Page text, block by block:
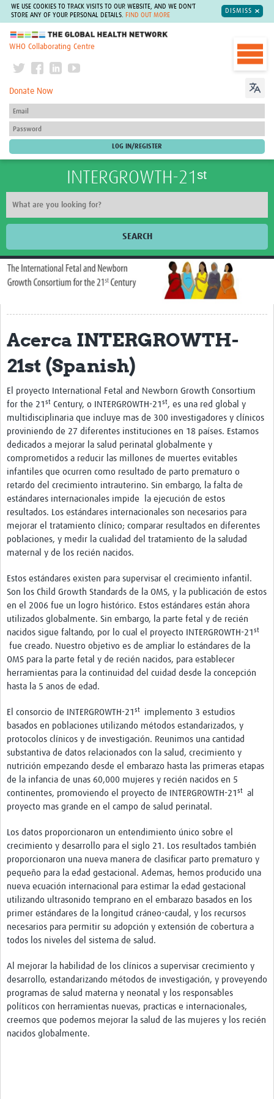
WE USE COOKIES TO TRACK VISITS TO OUR WEBSITE, AND WE DON'T
STORE ANY OF YOUR PERSONAL DETAILS.
FIND OUT MORE
DISMISS
The Global Health Network
WHO Collaborating Centre
Donate Now
INTERGROWTH-21ˢᵗ
SEARCH
Home
Community
Groups
Members
Acerca INTERGROWTH-
21st (Spanish)
El proyecto International Fetal and Newborn Growth Consortium
for the 21 st Century, o INTERGROWTH-21 st, es una red global y
multidisciplinaria que incluye mas de 300 investigadores y clínicos
proviniendo de 27 diferentes instituciones en 18 países. Estamos
dedicados a mejorar la salud perinatal globalmente y
comprometidos a reducir las millones de muertes evitables
infantiles que ocurren como resultado de parto prematuro o
retardo del crecimiento intrauterino. Sin embargo, la falta de
estándares internacionales impide la ejecución de estos
resultados. Los estándares internacionales son necesarios para
mejorar el tratamiento clínico; comparar resultados en diferentes
poblaciones, y medir la cualidad del tratamiento de la saludad
maternal y de los recién nacidos.
Estos estándares existen para supervisar el crecimiento infantil.
Son los Child Growth Standards de la OMS, y la publicación de estos
en el 2006 fue un logro histórico. Estos estándares están ahora
utilizados globalmente. Sin embargo, la parte fetal y de recién
nacidos sigue faltando, por lo cual el proyecto INTERGROWTH-21 st
fue creado. Nuestro objetivo es de ampliar lo estándares de la
OMS para la parte fetal y de recién nacidos, para establecer
herramientas para la continuidad del cuidad desde la concepción
hasta la 5 anos de edad.
El consorcio de INTERGROWTH-21 st
implemento 3 estudios
basados en poblaciones utilizando métodos estandarizados, y
protocolos clínicos y de investigación. Reunimos una cantidad
substantiva de datos relacionados con la salud, crecimiento y
nutrición empezando desde el embarazo hasta las primeras etapas
de la infancia de unas 60,000 mujeres y recién nacidos en 5
continentes, promoviendo el proyecto de INTERGROWTH-21 st
al
proyecto mas grande en el campo de salud perinatal.
Los datos proporcionaron un entendimiento único sobre el
crecimiento y desarrollo para el siglo 21. Los resultados también
proporcionaron una nueva manera de clasificar parto prematuro y
pequeño para la edad gestacional. Ademas, hemos producido una
nueva ecuación internacional para estimar la edad gestacional
utilizando ultrasonido temprano en el embarazo basados en los
primer estándares de la longitud cráneo-caudal, y los recursos
necesarios para permitir su adopción y extensión de cobertura a
todos los niveles del sistema de salud.
Al mejorar la habilidad de los clínicos a supervisar crecimiento y
desarrollo, estandarizando métodos de investigación, y proveyendo
programas de salud materna y neonatal y los responsables
políticos con herramientas nuevas, practicas e internacionales,
creemos que podemos mejorar la salud de las mujeres y los recién
nacidos globalmente.